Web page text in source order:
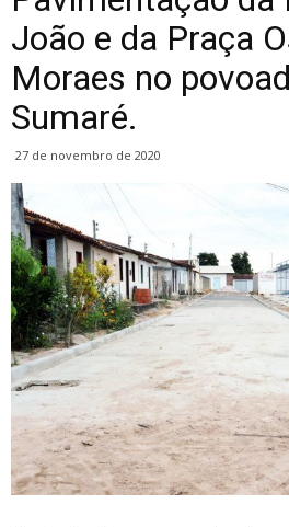
de
Piritiba
João e da Praça
Moraes no
Sumaré.
27 de novembro de 2020